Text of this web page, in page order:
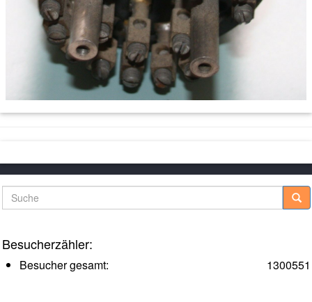
Suche
Besucherzähler:
1300551
Besucher gesamt: